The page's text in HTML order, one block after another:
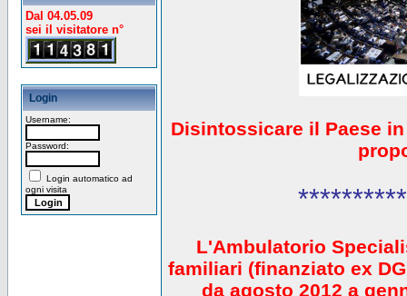
Dal 04.05.09
sei il visitatore n°
Login
Username:
Password:
Login automatico ad
ogni visita
Disintossicare il Paese
L'Ambulatorio
familiari (finanziato ex
da agosto 2012 a